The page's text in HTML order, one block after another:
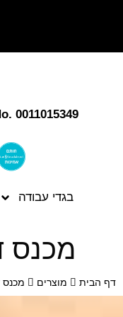
0011015349
בגדי עבודה
מכנס
דף הבית מוצרים מכנס